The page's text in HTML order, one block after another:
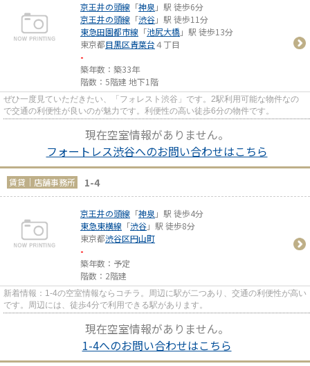
京王井の頭線 「神泉 」駅 徒歩6分
京王井の頭線 「渋谷」駅 徒歩11分
東急田園都市線 「池尻大橋」駅 徒歩13分
東京都目黒区青葉台４丁目
-
築年数：築33年
階数：5階建 地下1階
ぜひ一度見ていただきたい、「フォレスト渋谷」です。2駅利用可能な物件なの
で交通の利便性が良いのが魅力です。利便性の高い徒歩6分の物件です。
現在空室情報がありません。
フォートレス渋谷へのお問い合わせはこちら
賃貸｜店舗事務所 1-4
京王井の頭線 「神泉 」駅 徒歩4分
東急東横線 「渋谷」駅 徒歩8分
東京都渋谷区円山町
-
築年数：予定
階数：2階建
新着情報：1-4の空室情報ならコチラ。周辺に駅が二つあり、交通の利便性が高い
です。周辺には、徒歩4分で利用できる駅があります。
現在空室情報がありません。
1-4へのお問い合わせはこちら